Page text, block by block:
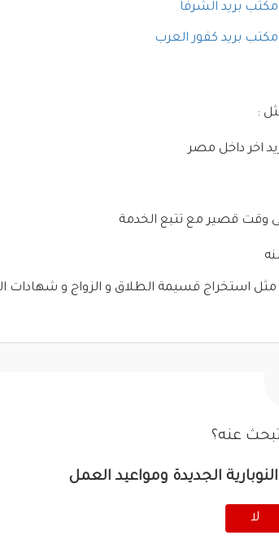
مكتب بريد الشرفا
مكتب بريد كفور العرب
:
اخر داخل مصر
وقت قصير مع تتبع الخدمة
استخراج قسيمة الطلاق و الزواج و شهادات
عنه؟
الجديدة ومواعيد العمل
لا